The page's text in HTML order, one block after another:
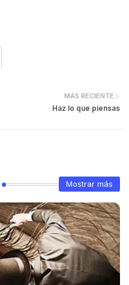
MÁS RECIENTE
Haz lo que piensas
Mostrar más